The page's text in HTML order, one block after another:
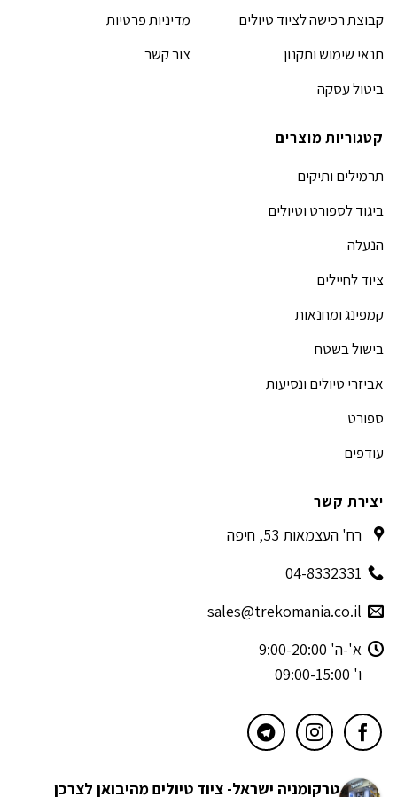
קבוצת רכישה לציוד טיולים
תנאי שימוש ותקנון
ביטול עסקה
מדיניות פרטיות
צור קשר
קטגוריות מוצרים
תרמילים ותיקים
ביגוד לספורט וטיולים
הנעלה
ציוד לחיילים
קמפינג ומחנאות
בישול בשטח
אביזרי טיולים ונסיעות
ספורט
עודפים
יצירת קשר
רח' העצמאות 53, חיפה
04-8332331
sales@trekomania.co.il
א'-ה' 9:00-20:00
ו' 09:00-15:00
טרקומניה ישראל- ציוד טיולים מהיבואן לצרכן